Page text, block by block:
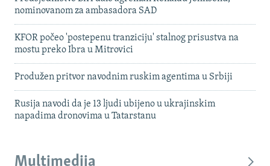
nominovanom za ambasadora SAD
KFOR počeo 'postepenu tranziciju' stalnog prisustva na
mostu preko Ibra u Mitrovici
Produžen pritvor navodnim ruskim agentima u Srbiji
Rusija navodi da je 13 ljudi ubijeno u ukrajinskim
napadima dronovima u Tatarstanu
Multimedija